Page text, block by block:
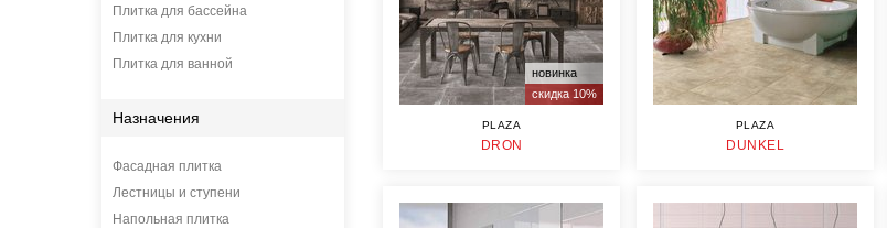
Плитка для бассейна
Плитка для кухни
Плитка для ванной
Назначения
Фасадная плитка
Лестницы и ступени
Напольная плитка
новинка
скидка 10%
PLAZA
DRON
PLAZA
DUNKEL